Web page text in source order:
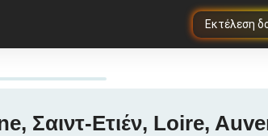
Εκτέλεση
Σαιντ-Ετιέν, Loire,